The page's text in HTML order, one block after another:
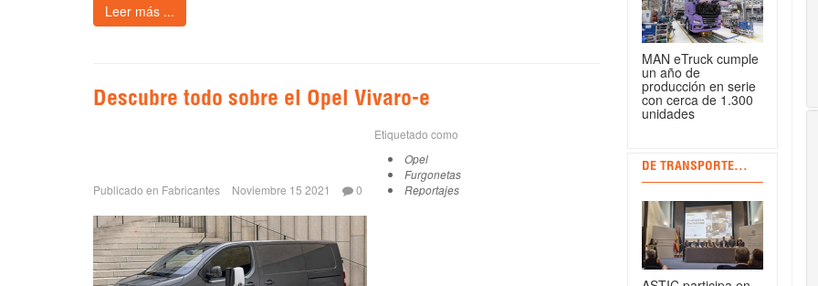
Leer más ...
Descubre todo sobre el Opel Vivaro-e
Publicado en Fabricantes Noviembre 15 2021 0
Etiquetado como
Opel
Furgonetas
Reportajes
MAN eTruck cumple
un año de
producción en serie
con cerca de 1.300
unidades
DE TRANSPORTE...